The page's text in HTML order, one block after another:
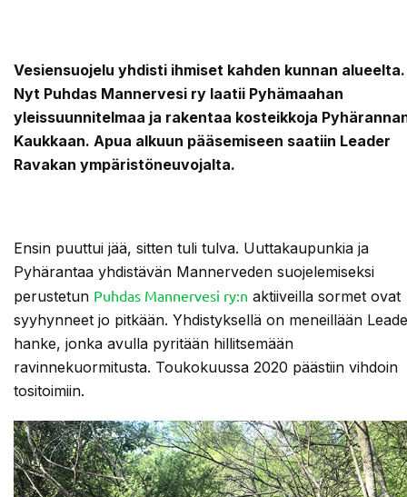
Vesiensuojelu yhdisti ihmiset kahden kunnan alueelta.
Nyt Puhdas Mannervesi ry laatii Pyhämaahan
yleissuunnitelmaa ja rakentaa kosteikkoja
Kaukkaan. Apua alkuun pääsemiseen saatiin Leader
Ravakan ympäristöneuvojalta.
Ensin puuttui jää, sitten tuli tulva. Uuttakaupunkia ja
Pyhärantaa yhdistävän Mannerveden suojelemiseksi
perustetun Puhdas Mannervesi ry:n aktiiveilla sormet ovat
syyhynneet jo pitkään. Yhdistyksellä on meneillään
hanke, jonka avulla pyritään hillitsemään
ravinnekuormitusta. Toukokuussa 2020 päästiin vihdoin
tositoimiin.